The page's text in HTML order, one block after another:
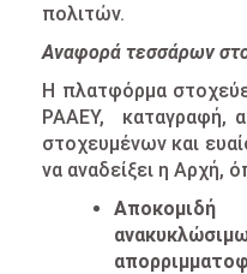
πολιτών.
Αναφορά τεσσάρων
Η πλατφόρμα
ΡΑΑΕΥ, καταγραφή,
στοχευμένων και
να αναδείξει η Αρχή,